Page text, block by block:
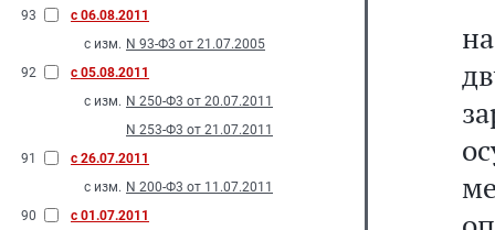
93
с 06.08.2011
с изм. N 93-Ф3 от 21.07.2005
92
с 05.08.2011
с изм. N 250-Ф3 от 20.07.2011
N 253-Ф3 от 21.07.2011
91
с 26.07.2011
с изм. N 200-Ф3 от 11.07.2011
90
с 01.07.2011